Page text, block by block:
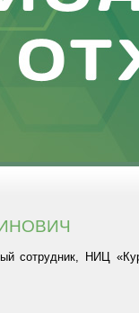
сотрудник, НИЦ